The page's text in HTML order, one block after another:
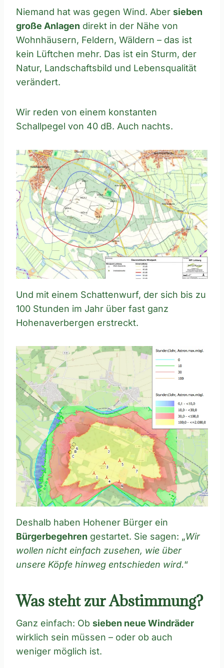
Niemand hat was gegen Wind. Aber sieben
große Anlagen direkt in der Nähe von
Wohnhäusern, Feldern, Wäldern – das ist
kein Lüftchen mehr. Das ist ein Sturm, der
Natur, Landschaftsbild und Lebensqualität
verändert.
Wir reden von einem konstanten
Schallpegel von 40 dB. Auch nachts.
Und mit einem Schattenwurf, der sich bis zu
100 Stunden im Jahr über fast ganz
Hohenaverbergen erstreckt.
Deshalb haben Hohener Bürger ein
Bürgerbegehren gestartet. Sie sagen: „Wir
wollen nicht einfach zusehen, wie über
unsere Köpfe hinweg entschieden wird.“
Was steht zur Abstimmung?
Ganz einfach: Ob sieben neue Windräder
wirklich sein müssen – oder ob auch
weniger möglich ist.